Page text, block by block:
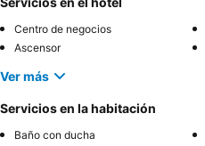
Centro de negocios
Ascensor
Ver más
Servicios en la habitación
Baño con ducha